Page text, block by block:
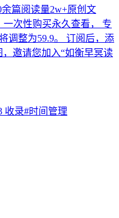
篇阅读量2w+原创文
一次性购买永久查看， 专
调整为59.9。 订阅后，添
，邀请您加入“如衡早冥读
收录#时间管理